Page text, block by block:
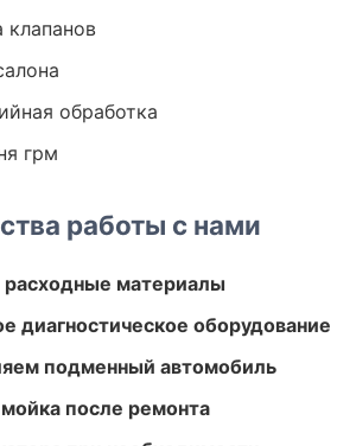
клапанов
обработка
грм
работы с нами
материалы
диагностическое оборудование
подменный автомобиль
после ремонта